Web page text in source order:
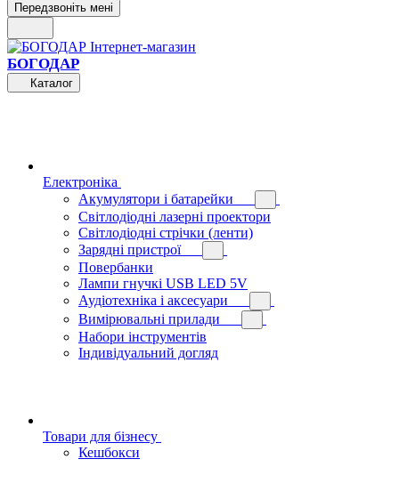
Передзвоніть мені
БОГОДАР
Каталог
Електроніка
Акумулятори і батарейки
Світлодіодні лазерні проектори
Світлодіодні стрічки (ленти)
Зарядні пристрої
Повербанки
Лампи гнучкі USB LED 5V
Аудіотехніка і аксесуари
Вимірювальні прилади
Набори інструментів
Індивідуальний догляд
Товари для бізнесу
Кешбокси